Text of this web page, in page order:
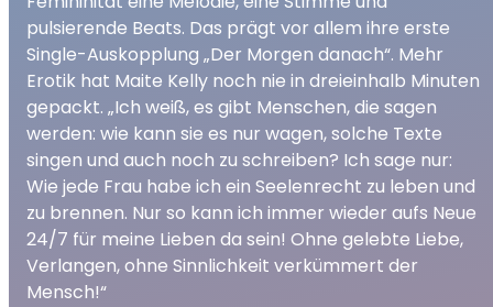
pulsierende Beats. Das prägt vor allem ihre erste
Single-Auskopplung „Der Morgen danach“. Mehr
Erotik hat Maite Kelly noch nie in dreieinhalb Minuten
gepackt. „Ich weiß, es gibt Menschen, die sagen
werden: wie kann sie es nur wagen, solche Texte
singen und auch noch zu schreiben? Ich sage nur:
Wie jede Frau habe ich ein Seelenrecht zu leben und
zu brennen. Nur so kann ich immer wieder aufs Neue
24/7 für meine Lieben da sein! Ohne gelebte Liebe,
Verlangen, ohne Sinnlichkeit verkümmert der
Mensch!“